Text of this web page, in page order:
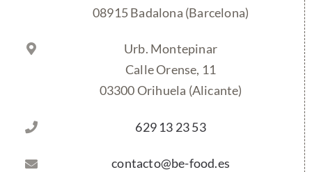
08915 Badalona (Barcelona)
Urb. Montepinar
Calle Orense, 11
03300 Orihuela (Alicante)
629 13 23 53
contacto@be-food.es